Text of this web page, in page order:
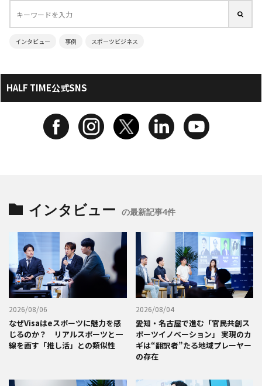
インタビュー 事例 スポーツビジネス
HALF TIME公式SNS
インタビュー の最新記事4件
2026/08/06
なぜVisaはeスポーツに魅力を感
じるのか？ リアルスポーツと一
線を画す「推し活」との類似性
2026/08/04
愛知・名古屋で進む「官民共創ス
ポーツイノベーション」 実現のカ
ギは“翻訳者”たる地域プレーヤー
の存在